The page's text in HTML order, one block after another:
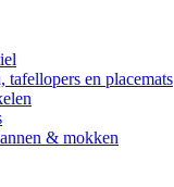
tafellopers en placemats
& mokken